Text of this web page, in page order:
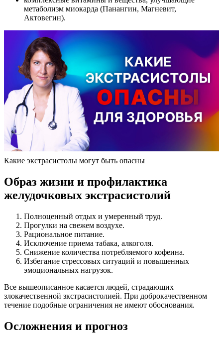
метаболизм миокарда (Панангин, Магневит,
Актовегин).
Какие экстрасистолы могут быть опасны
Образ жизни и профилактика
желудочковых экстрасистолий
Полноценный отдых и умеренный труд.
Прогулки на свежем воздухе.
Рациональное питание.
Исключение приема табака, алкоголя.
Снижение количества потребляемого кофеина.
Избегание стрессовых ситуаций и повышенных
эмоциональных нагрузок.
Все вышеописанное касается людей, страдающих
злокачественной зкстрасистолией. При доброкачественном
течение подобные ограничения не имеют обоснования.
Осложнения и прогноз